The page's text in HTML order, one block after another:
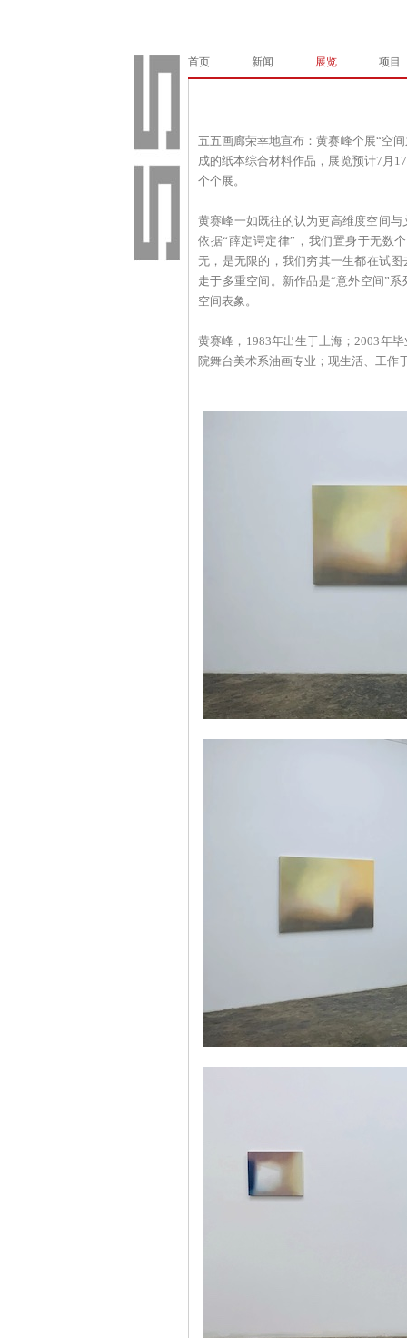
首页 新闻 展览 项目
五五画廊荣幸地宣布：黄赛峰个展“空
成的纸本综合材料作品，展览预计7月
个个展。
黄赛峰一如既往的认为更高维度空间
依据“薛定谔定律”，我们置身于无数
无，是无限的，我们穷其一生都在试
走于多重空间。新作品是“意外空间”
空间表象。
黄赛峰，1983年出生于上海；2003年
院舞台美术系油画专业；现生活、工作